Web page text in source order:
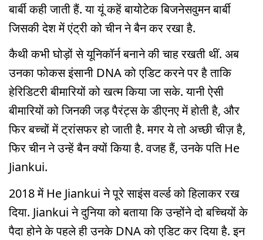
बार्बी कही जाती हैं. या यूं कहें बायोटेक बिजनेसवुमन बार्बी
जिसकी देश में एंट्री को चीन ने बैन कर रखा है.
कैथी कभी घोड़ों से यूनिकॉर्न बनाने की चाह रखती थीं. अब
उनका फोकस इंसानी DNA को एडिट करने पर है ताकि
हेरिडिटरी बीमारियों को खत्म किया जा सके. यानी ऐसी
बीमारियों को जिनकी जड़ पैरंट्स के डीएनए में होती है, और
फिर बच्चों में ट्रांसफर हो जाती है. मगर ये तो अच्छी चीज़ है,
फिर चीन ने उन्हें बैन क्यों किया है. वजह हैं, उनके पति He
Jiankui.
2018 में He Jiankui ने पूरे साइंस वर्ल्ड को हिलाकर रख
दिया. Jiankui ने दुनिया को बताया कि उन्होंने दो बच्चियों के
पैदा होने के पहले ही उनके DNA को एडिट कर दिया है. इन